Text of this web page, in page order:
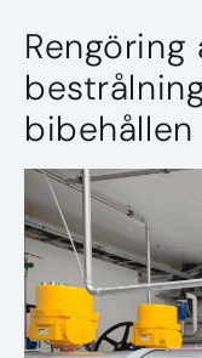
Rengöring